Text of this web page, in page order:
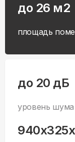
до 26 м2
площадь
до 20 дБ
уровень шума